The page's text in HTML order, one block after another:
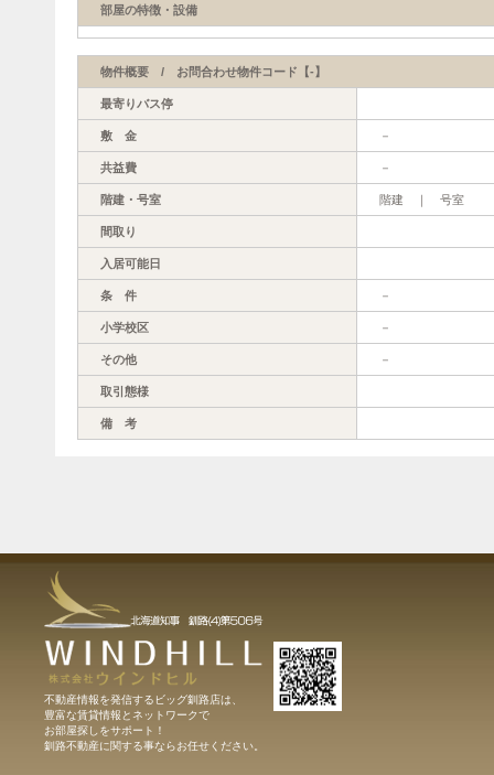
部屋の特徴・設備
物件概要 / お問合わせ物件コード【-】
最寄りバス停
敷 金 －
共益費 －
階建・号室 階建 ｜ 号室
間取り
入居可能日
条 件 －
小学校区 －
その他 －
取引態様
備 考
不動産情報を発信するビッグ釧路店は、
豊富な賃貸情報とネットワークで
お部屋探しをサポート！
釧路不動産に関する事ならお任せください。